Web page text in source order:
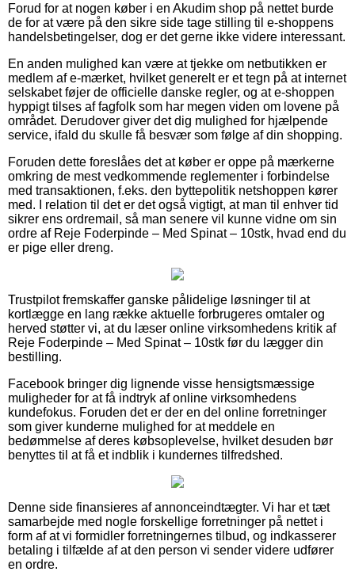
Forud for at nogen køber i en Akudim shop på nettet burde
de for at være på den sikre side tage stilling til e-shoppens
handelsbetingelser, dog er det gerne ikke videre interessant.
En anden mulighed kan være at tjekke om netbutikken er
medlem af e-mærket, hvilket generelt er et tegn på at internet
selskabet føjer de officielle danske regler, og at e-shoppen
hyppigt tilses af fagfolk som har megen viden om lovene på
området. Derudover giver det dig mulighed for hjælpende
service, ifald du skulle få besvær som følge af din shopping.
Foruden dette foreslåes det at køber er oppe på mærkerne
omkring de mest vedkommende reglementer i forbindelse
med transaktionen, f.eks. den byttepolitik netshoppen kører
med. I relation til det er det også vigtigt, at man til enhver tid
sikrer ens ordremail, så man senere vil kunne vidne om sin
ordre af Reje Foderpinde – Med Spinat – 10stk, hvad end du
er pige eller dreng.
Trustpilot fremskaffer ganske pålidelige løsninger til at
kortlægge en lang række aktuelle forbrugeres omtaler og
herved støtter vi, at du læser online virksomhedens kritik af
Reje Foderpinde – Med Spinat – 10stk før du lægger din
bestilling.
Facebook bringer dig lignende visse hensigtsmæssige
muligheder for at få indtryk af online virksomhedens
kundefokus. Foruden det er der en del online forretninger
som giver kunderne mulighed for at meddele en
bedømmelse af deres købsoplevelse, hvilket desuden bør
benyttes til at få et indblik i kundernes tilfredshed.
Denne side finansieres af annonceindtægter. Vi har et tæt
samarbejde med nogle forskellige forretninger på nettet i
form af at vi formidler forretningernes tilbud, og indkasserer
betaling i tilfælde af at den person vi sender videre udfører
en ordre.